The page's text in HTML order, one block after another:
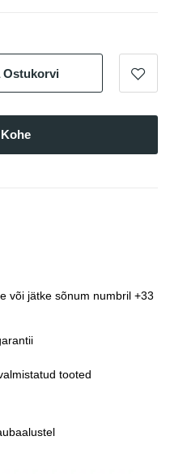
Ostukorvi
või jätke sõnum numbril +33
tooted